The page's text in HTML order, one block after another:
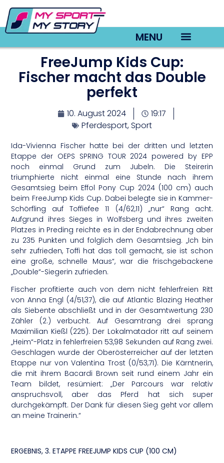
MENU
FreeJump Kids Cup:
Fischer macht das Double
perfekt
10. August 2024
19:17
Pferdesport,Sport
Ida-Vivienna Fischer hatte bei der dritten und letzten
Etappe der OEPS SPRING TOUR 2024 powered by EPP
noch einmal Grund zum Jubeln. Die Steirerin
triumphierte nicht einmal eine Stunde nach ihrem
Gesamtsieg beim Effol Pony Cup 2024 (100 cm) auch
beim FreeJump Kids Cup. Dabei belegte sie in Kammer-
Schörfling auf Toffiefee 11 (4/62,11) „nur“ Rang acht.
Aufgrund ihres Sieges in Wolfsberg und ihres zweiten
Platzes in Preding reichte es in der Endabrechnung aber
zu 235 Punkten und folglich dem Gesamtsieg. „Ich bin
sehr zufrieden, Toffi hat das toll gemacht, sie ist schon
eine große, schnelle Maus“, war die frischgebackene
„Double“-Siegerin zufrieden.
Fischer profitierte auch von dem nicht fehlerfreien Ritt
von Anna Engl (4/51,37), die auf Atlantic Blazing Heather
als Siebente abschließt und in der Gesamtwertung 230
Zähler (2.) verbucht. Auf Gesamtrang drei sprang
Maximilian Kießl (225). Der Lokalmatador ritt auf seinem
„Heim“-Platz in fehlerfreien 53,98 Sekunden auf Rang zwei.
Geschlagen wurde der Oberösterreicher auf der letzten
Etappe nur von Valentina Trost (0/53,71). Die Kärntnerin,
die mit ihrem Bacardi Brown seit rund einem Jahr ein
Team bildet, resümiert: „Der Parcours war relativ
anspruchsvoll, aber das Pferd hat sich super
durchgekämpft. Der Dank für diesen Sieg geht vor allem
an meine Trainerin.“
ERGEBNIS, 3. ETAPPE FREEJUMP KIDS CUP (100 CM)